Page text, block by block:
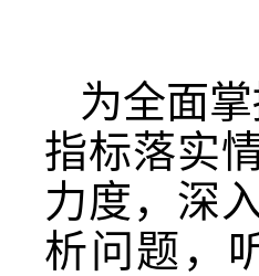
为全面
指标落实
力度，深
析问题，